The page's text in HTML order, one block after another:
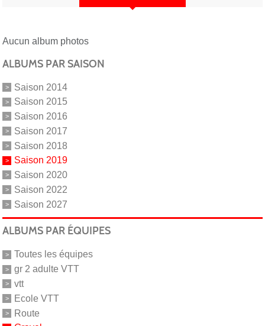
Aucun album photos
ALBUMS PAR SAISON
Saison 2014
Saison 2015
Saison 2016
Saison 2017
Saison 2018
Saison 2019
Saison 2020
Saison 2022
Saison 2027
ALBUMS PAR ÉQUIPES
Toutes les équipes
gr 2 adulte VTT
vtt
Ecole VTT
Route